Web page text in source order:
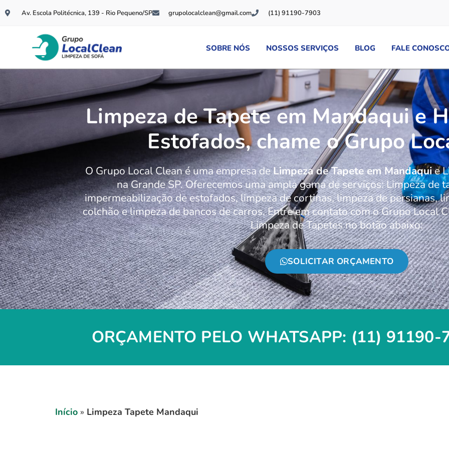
Av. Escola Politécnica, 139 - Rio Pequeno/SP grupolocalclean@gmail.com (11) 91190-7903
SOBRE NÓS NOSSOS SERVIÇOS BLOG FALE
Limpeza de Tapete em Mandaqui e
Estofados, chame o Grupo
O Grupo Local Clean é uma empresa deLimpeza de Tapete em Mandaquie
na Grande SP. Oferecemos uma ampla gama de serviços: Limpeza de
impermeabilização de estofados, limpeza de cortinas, limpeza de persianas,
colchão e limpeza de bancos de carros. Entre em contato com o Grupo Local
Limpeza de Tapetes no botão abaixo:
SOLICITAR ORÇAMENTO
ORÇAMENTO PELO WHATSAPP: (11) 91190-
Início » Limpeza Tapete Mandaqui